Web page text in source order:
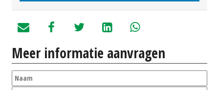
Meer informatie aanvragen